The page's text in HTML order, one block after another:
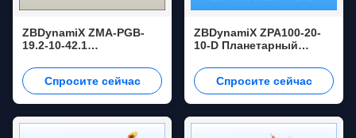
ZBDynamiX ZMA-PGB-
19.2-10-42.1
мотор 72.9 мНм.21:1
Соотношение
уменьшения, OD 10 мм
Спросите сейчас
ZBDynamiX ZPA100-20-
10-D Планетарный
приводящий с высоким
крутящим моментом 170
Нм Пиковый крутящий
сокращения 10:1, ОД 124
Спросите сейчас